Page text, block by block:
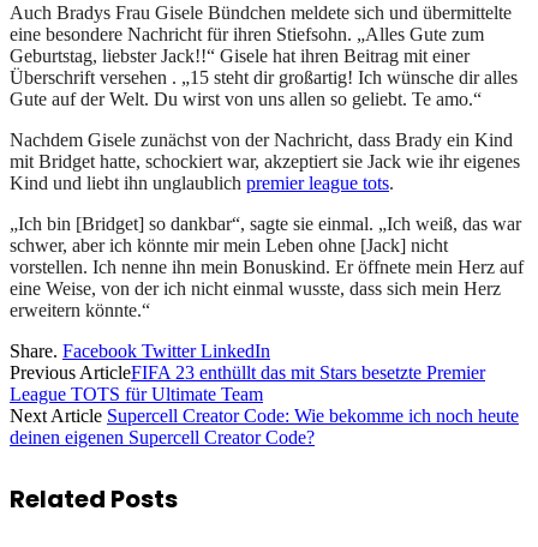
Auch Bradys Frau Gisele Bündchen meldete sich und übermittelte
eine besondere Nachricht für ihren Stiefsohn. „Alles Gute zum
Geburtstag, liebster Jack!!“ Gisele hat ihren Beitrag mit einer
Überschrift versehen . „15 steht dir großartig! Ich wünsche dir alles
Gute auf der Welt. Du wirst von uns allen so geliebt. Te amo.“
Nachdem Gisele zunächst von der Nachricht, dass Brady ein Kind
mit Bridget hatte, schockiert war, akzeptiert sie Jack wie ihr eigenes
Kind und liebt ihn unglaublich premier league tots.
„Ich bin [Bridget] so dankbar“, sagte sie einmal. „Ich weiß, das war
schwer, aber ich könnte mir mein Leben ohne [Jack] nicht
vorstellen. Ich nenne ihn mein Bonuskind. Er öffnete mein Herz auf
eine Weise, von der ich nicht einmal wusste, dass sich mein Herz
erweitern könnte.“
Share. Facebook Twitter LinkedIn
Previous ArticleFIFA 23 enthüllt das mit Stars besetzte Premier
League TOTS für Ultimate Team
Next Article Supercell Creator Code: Wie bekomme ich noch heute
deinen eigenen Supercell Creator Code?
Related Posts